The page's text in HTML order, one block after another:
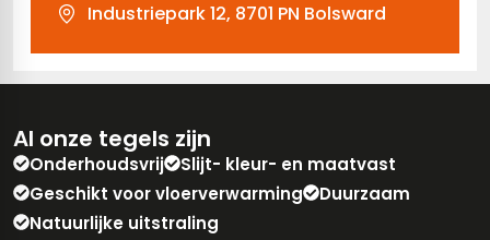
Industriepark 12, 8701 PN Bolsward
Al onze tegels zijn
Onderhoudsvrij
Slijt- kleur- en maatvast
Geschikt voor vloerverwarming
Duurzaam
Natuurlijke uitstraling